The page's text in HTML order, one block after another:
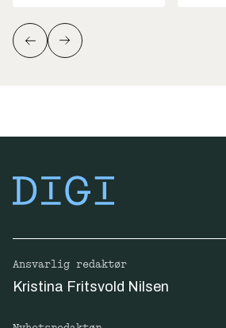
Ansvarlig redaktør
Kristina Fritsvold Nilsen